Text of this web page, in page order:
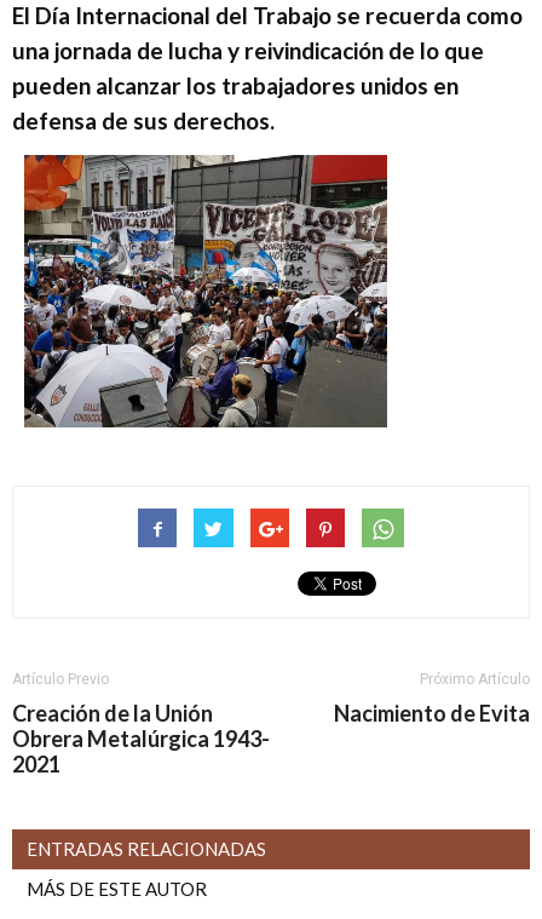
El Día Internacional del Trabajo se recuerda como
una jornada de lucha y reivindicación de lo que
pueden alcanzar los trabajadores unidos en
defensa de sus derechos.
Artículo Previo
Creación de la Unión
Obrera Metalúrgica 1943-
2021
Próximo Artículo
Nacimiento de Evita
ENTRADAS RELACIONADAS
MÁS DE ESTE AUTOR